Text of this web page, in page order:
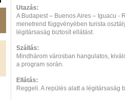
Utazás:
A Budapest – Buenos Aires – Iguacu -
menetrend függvényében turista
légitársaság biztosít ellátást.
Szállás:
Mindhárom városban hangulatos,
a program során.
Ellátás:
Reggeli. A repülés alatt a légitársaság